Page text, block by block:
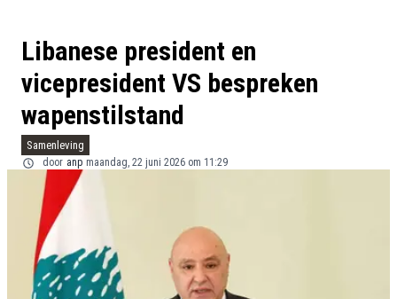
Libanese president en
vicepresident VS bespreken
wapenstilstand
Samenleving
door anp maandag, 22 juni 2026 om 11:29